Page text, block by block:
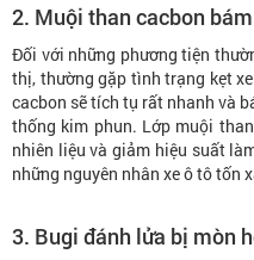
2. Muội than cacbon
Đối với những phương tiện
thị, thường gặp tình trạng kẹt
cacbon sẽ tích tụ rất nhanh và
thống kim phun. Lớp muội
nhiên liệu và giảm hiệu suất
những nguyên nhân xe ô tô tốn
3. Bugi đánh lửa bị mòn